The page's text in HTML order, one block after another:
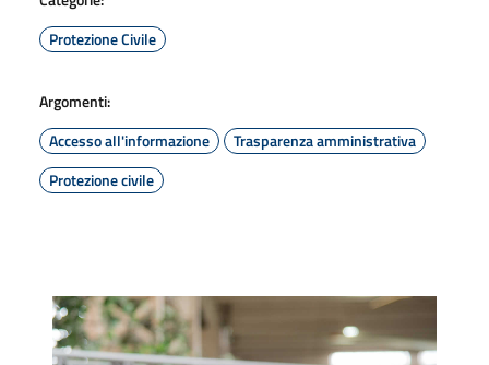
Protezione Civile
Argomenti:
Accesso all'informazione
Trasparenza amministrativa
Protezione civile